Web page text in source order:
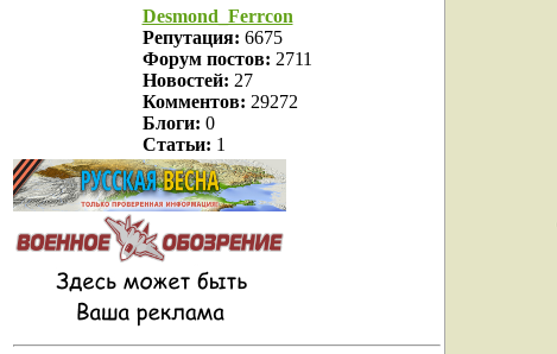
Desmond_Ferrcon
Репутация: 6675
Форум постов: 2711
Новостей: 27
Комментов: 29272
Блоги: 0
Статьи: 1